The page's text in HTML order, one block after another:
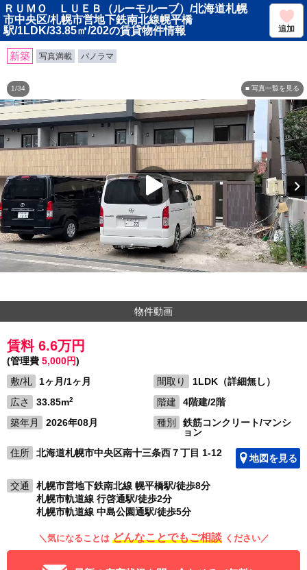
ＲＵＭＯ ＬＵＥＢ（ルーモルーブ）/北海道札幌
市中央区/札幌市営地下鉄南北線幌平橋
駅/1LDK/33.85㎡/202の賃貸物件情報
追加
新築 写真満載 パノラマ
■ 写真一覧を見る
1/34
物件動画
賃料 6.6万円
(管理費 5,000円)
敷/礼
1ヶ月/1ヶ月 間取り
1LDK（詳細無し）
広さ
33.85m2 階建
4階建/2階
築年月
2026年08月 種別
鉄筋コンクリート/マンシ
ョン
住所
北海道札幌市中央区南十三条西７丁目 1-12 地図を見る
交通
札幌市営地下鉄南北線 幌平橋駅/徒歩8分
札幌市軌道線 行啓通駅/徒歩2分
札幌市軌道線 中島公園通駅/徒歩5分
＼気になることは どんなことでもご相談 ください／